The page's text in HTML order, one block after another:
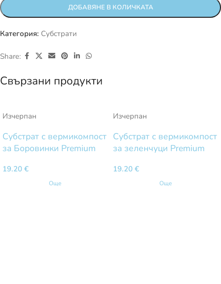
ДОБАВЯНЕ В КОЛИЧКАТА
Категория: Субстрати
Share:
Свързани продукти
Изчерпан
Субстрат с вермикомпост
за Боровинки Premium
19.20 €
Още
Изчерпан
Субстрат с вермикомпост
за зеленчуци Premium
19.20 €
Още